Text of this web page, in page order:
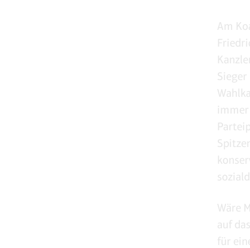
Am
Wäre
auf
für